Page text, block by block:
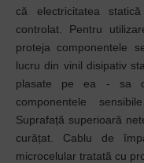
că electricitatea
controlat. Pentru
proteja componentele
lucru din vinil disipativ
plasate pe ea - sa
componentele
Suprafață superioară
curățat. Cablu de
microcelular tratată cu